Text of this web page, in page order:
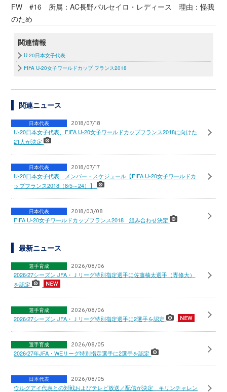
FW #16 所属：AC長野パルセイロ・レディース 理由：怪我
のため
関連情報
U-20日本女子代表
FIFA U-20女子ワールドカップ フランス2018
関連ニュース
日本代表 2018/07/18
U-20日本女子代表、FIFA U-20女子ワールドカップフランス2018に向けた
21人が決定
日本代表 2018/07/17
U-20日本女子代表 メンバー・スケジュール【FIFA U-20女子ワールドカ
ップフランス2018（8/5～24）】
日本代表 2018/03/08
FIFA U-20女子ワールドカップフランス2018 組み合わせ決定
最新ニュース
選手育成 2026/08/06
2026/27シーズン JFA・Ｊリーグ特別指定選手に佐藤柚太選手（専修大）
を認定
選手育成 2026/08/06
2026/27シーズン JFA・Ｊリーグ特別指定選手に2選手を認定
選手育成 2026/08/05
2026/27年JFA・WEリーグ特別指定選手に2選手を認定
日本代表 2026/08/05
ウルグアイ代表との対戦およびテレビ放送／配信が決定 キリンチャレン